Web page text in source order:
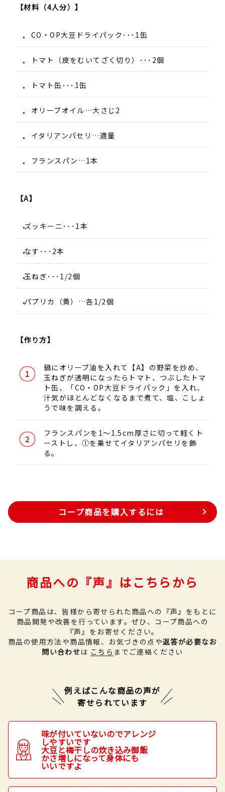
【材料（4人分）】
CO・OP大豆ドライパック･･･1缶
トマト（皮をむいてざく切り）･･･2個
トマト缶･･･1缶
オリーブオイル…大さじ2
イタリアンパセリ…適量
フランスパン…1本
【A】
ズッキーニ･･･1本
なす･･･2本
玉ねぎ･･･1/2個
パプリカ（黄）…各1/2個
【作り方】
鍋にオリーブ油を入れて【A】の野菜を炒め、
玉ねぎが透明になったらトマト、つぶしたトマ
ト缶、「CO・OP大豆ドライパック」を入れ、
汁気がほとんどなくなるまで煮て、塩、こしょ
うで味を調える。
フランスパンを1～1.5cm厚さに切って軽くト
ーストし、①を乗せてイタリアンパセリを飾
る。
コープ商品を購入するには
商品への『声』はこちらから
コープ商品は、皆様から寄せられた商品への『声』をもとに
商品開発や改善を行っています。 ぜひ、コープ商品への
『声』をお寄せください。
商品の使用方法や商品情報、お気づきの点や返答が必要なお
問い合わせは こちら までご連絡ください
例えばこんな商品の声が
寄せられています
味が付いていないのでアレンジ
しやすいです
大豆と梅干しの炊き込み御飯
かさ増しになって身体にも
いいですよ